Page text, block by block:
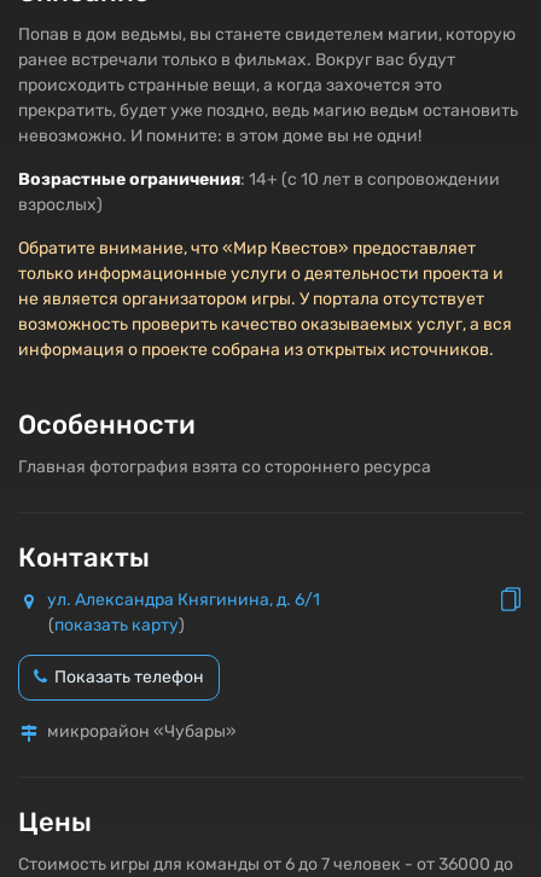
Попав в дом ведьмы, вы станете свидетелем магии, которую
ранее встречали только в фильмах. Вокруг вас будут
происходить странные вещи, а когда захочется это
прекратить, будет уже поздно, ведь магию ведьм остановить
невозможно. И помните: в этом доме вы не одни!
Возрастные ограничения: 14+ (с 10 лет в сопровождении
взрослых)
Обратите внимание, что «Мир Квестов» предоставляет
только информационные услуги о деятельности проекта и
не является организатором игры. У портала отсутствует
возможность проверить качество оказываемых услуг, а вся
информация о проекте собрана из открытых источников.
Особенности
Главная фотография взята со стороннего ресурса
Контакты
ул. Александра Княгинина, д. 6/1
(показать карту)
Показать телефон
микрорайон «Чубары»
Цены
Стоимость игры для команды от 6 до 7 человек - от 36000 до